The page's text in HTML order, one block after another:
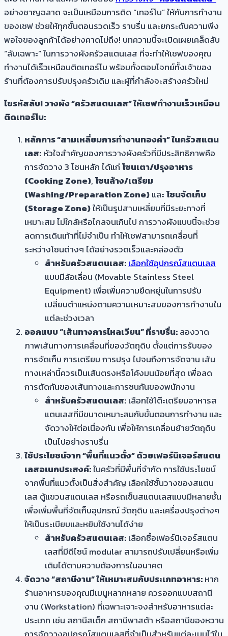
อย่างชาญฉลาด จะเป็นเหมือนการติด “เทอร์โบ” ให้กับการทำงาน
ของเชฟ ช่วยให้ทุกขั้นตอนรวดเร็ว ราบรื่น และยกระดับความพึง
พอใจของลูกค้าได้อย่างคาดไม่ถึง! บทความนี้จะเปิดเผยเคล็ดลับ
“ลับเฉพาะ” ในการวางผังครัวสแตนเลส ที่จะทำให้เชฟของคุณ
ทำงานได้เร็วเหมือนติดเทอร์โบ พร้อมทั้งตอบโจทย์ทั้งเจ้าของ
ร้านที่ต้องการปรับปรุงครัวเดิม และผู้ที่กำลังจะสร้างครัวใหม่
ไขรหัสลับ! วางผัง “ครัวสแตนเลส” ให้เชฟทำงานเร็วเหมือน
ติดเทอร์โบ:
หลักการ “สามเหลี่ยมการทำงานทองคำ” ในครัวสแตน
เลส:หัวใจสำคัญของการวางผังครัวที่มีประสิทธิภาพคือ
การจัดวาง 3 โซนหลัก ได้แก่โซนเตา/ปรุงอาหาร
(Cooking Zone),โซนล้าง/เตรียม
(Washing/Preparation Zone)และโซนจัดเก็บ
(Storage Zone)ให้เป็นรูปสามเหลี่ยมที่มีระยะทางที่
เหมาะสม ไม่ใกล้หรือไกลจนเกินไป การวางผังแบบนี้จะช่วย
ลดการเดินเท้าที่ไม่จำเป็น ทำให้เชฟสามารถเคลื่อนที่
ระหว่างโซนต่างๆ ได้อย่างรวดเร็วและคล่องตัว
สำหรับครัวสแตนเลส:เลือกใช้อุปกรณ์สแตนเลส
แบบมีล้อเลื่อน (Movable Stainless Steel
Equipment) เพื่อเพิ่มความยืดหยุ่นในการปรับ
เปลี่ยนตำแหน่งตามความเหมาะสมของการทำงานใน
แต่ละช่วงเวลา
ออกแบบ “เส้นทางการไหลเวียน” ที่ราบรื่น:ลองวาด
ภาพเส้นทางการเคลื่อนที่ของวัตถุดิบ ตั้งแต่การรับของ
การจัดเก็บ การเตรียม การปรุง ไปจนถึงการจัดจาน เส้น
ทางเหล่านี้ควรเป็นเส้นตรงหรือโค้งมนน้อยที่สุด เพื่อลด
การตัดกันของเส้นทางและการชนกันของพนักงาน
สำหรับครัวสแตนเลส:เลือกใช้โต๊ะเตรียมอาหารส
แตนเลสที่มีขนาดเหมาะสมกับขั้นตอนการทำงาน และ
จัดวางให้ต่อเนื่องกัน เพื่อให้การเคลื่อนย้ายวัตถุดิบ
เป็นไปอย่างราบรื่น
ใช้ประโยชน์จาก “พื้นที่แนวตั้ง” ด้วยเฟอร์นิเจอร์สแตน
เลสอเนกประสงค์:ในครัวที่มีพื้นที่จำกัด การใช้ประโยชน์
จากพื้นที่แนวตั้งเป็นสิ่งสำคัญ เลือกใช้ชั้นวางของสแตน
เลส ตู้แขวนสแตนเลส หรือรถเข็นสแตนเลสแบบมีหลายชั้น
เพื่อเพิ่มพื้นที่จัดเก็บอุปกรณ์ วัตถุดิบ และเครื่องปรุงต่างๆ
ให้เป็นระเบียบและหยิบใช้งานได้ง่าย
สำหรับครัวสแตนเลส:เลือกซื้อเฟอร์นิเจอร์สแตน
เลสที่มีดีไซน์ modular สามารถปรับเปลี่ยนหรือเพิ่ม
เติมได้ตามความต้องการในอนาคต
จัดวาง “สถานีงาน” ให้เหมาะสมกับประเภทอาหาร:หาก
ร้านอาหารของคุณมีเมนูหลากหลาย ควรออกแบบสถานี
งาน (Workstation) ที่เฉพาะเจาะจงสำหรับอาหารแต่ละ
ประเภท เช่น สถานีสเต็ก สถานีพาสต้า หรือสถานีของหวาน